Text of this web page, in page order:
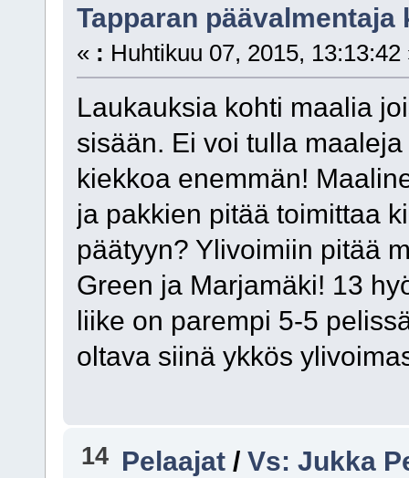
Tapparan päävalmentaja
« : Huhtikuu 07, 2015, 13:13:42
Laukauksia kohti maalia
sisään. Ei voi tulla
kiekkoa enemmän!
ja pakkien pitää toimittaa
päätyyn? Ylivoimiin pitää
Green ja Marjamäki! 13
liike on parempi 5-5
oltava siinä ykkös
14 Pelaajat /Vs: Jukka